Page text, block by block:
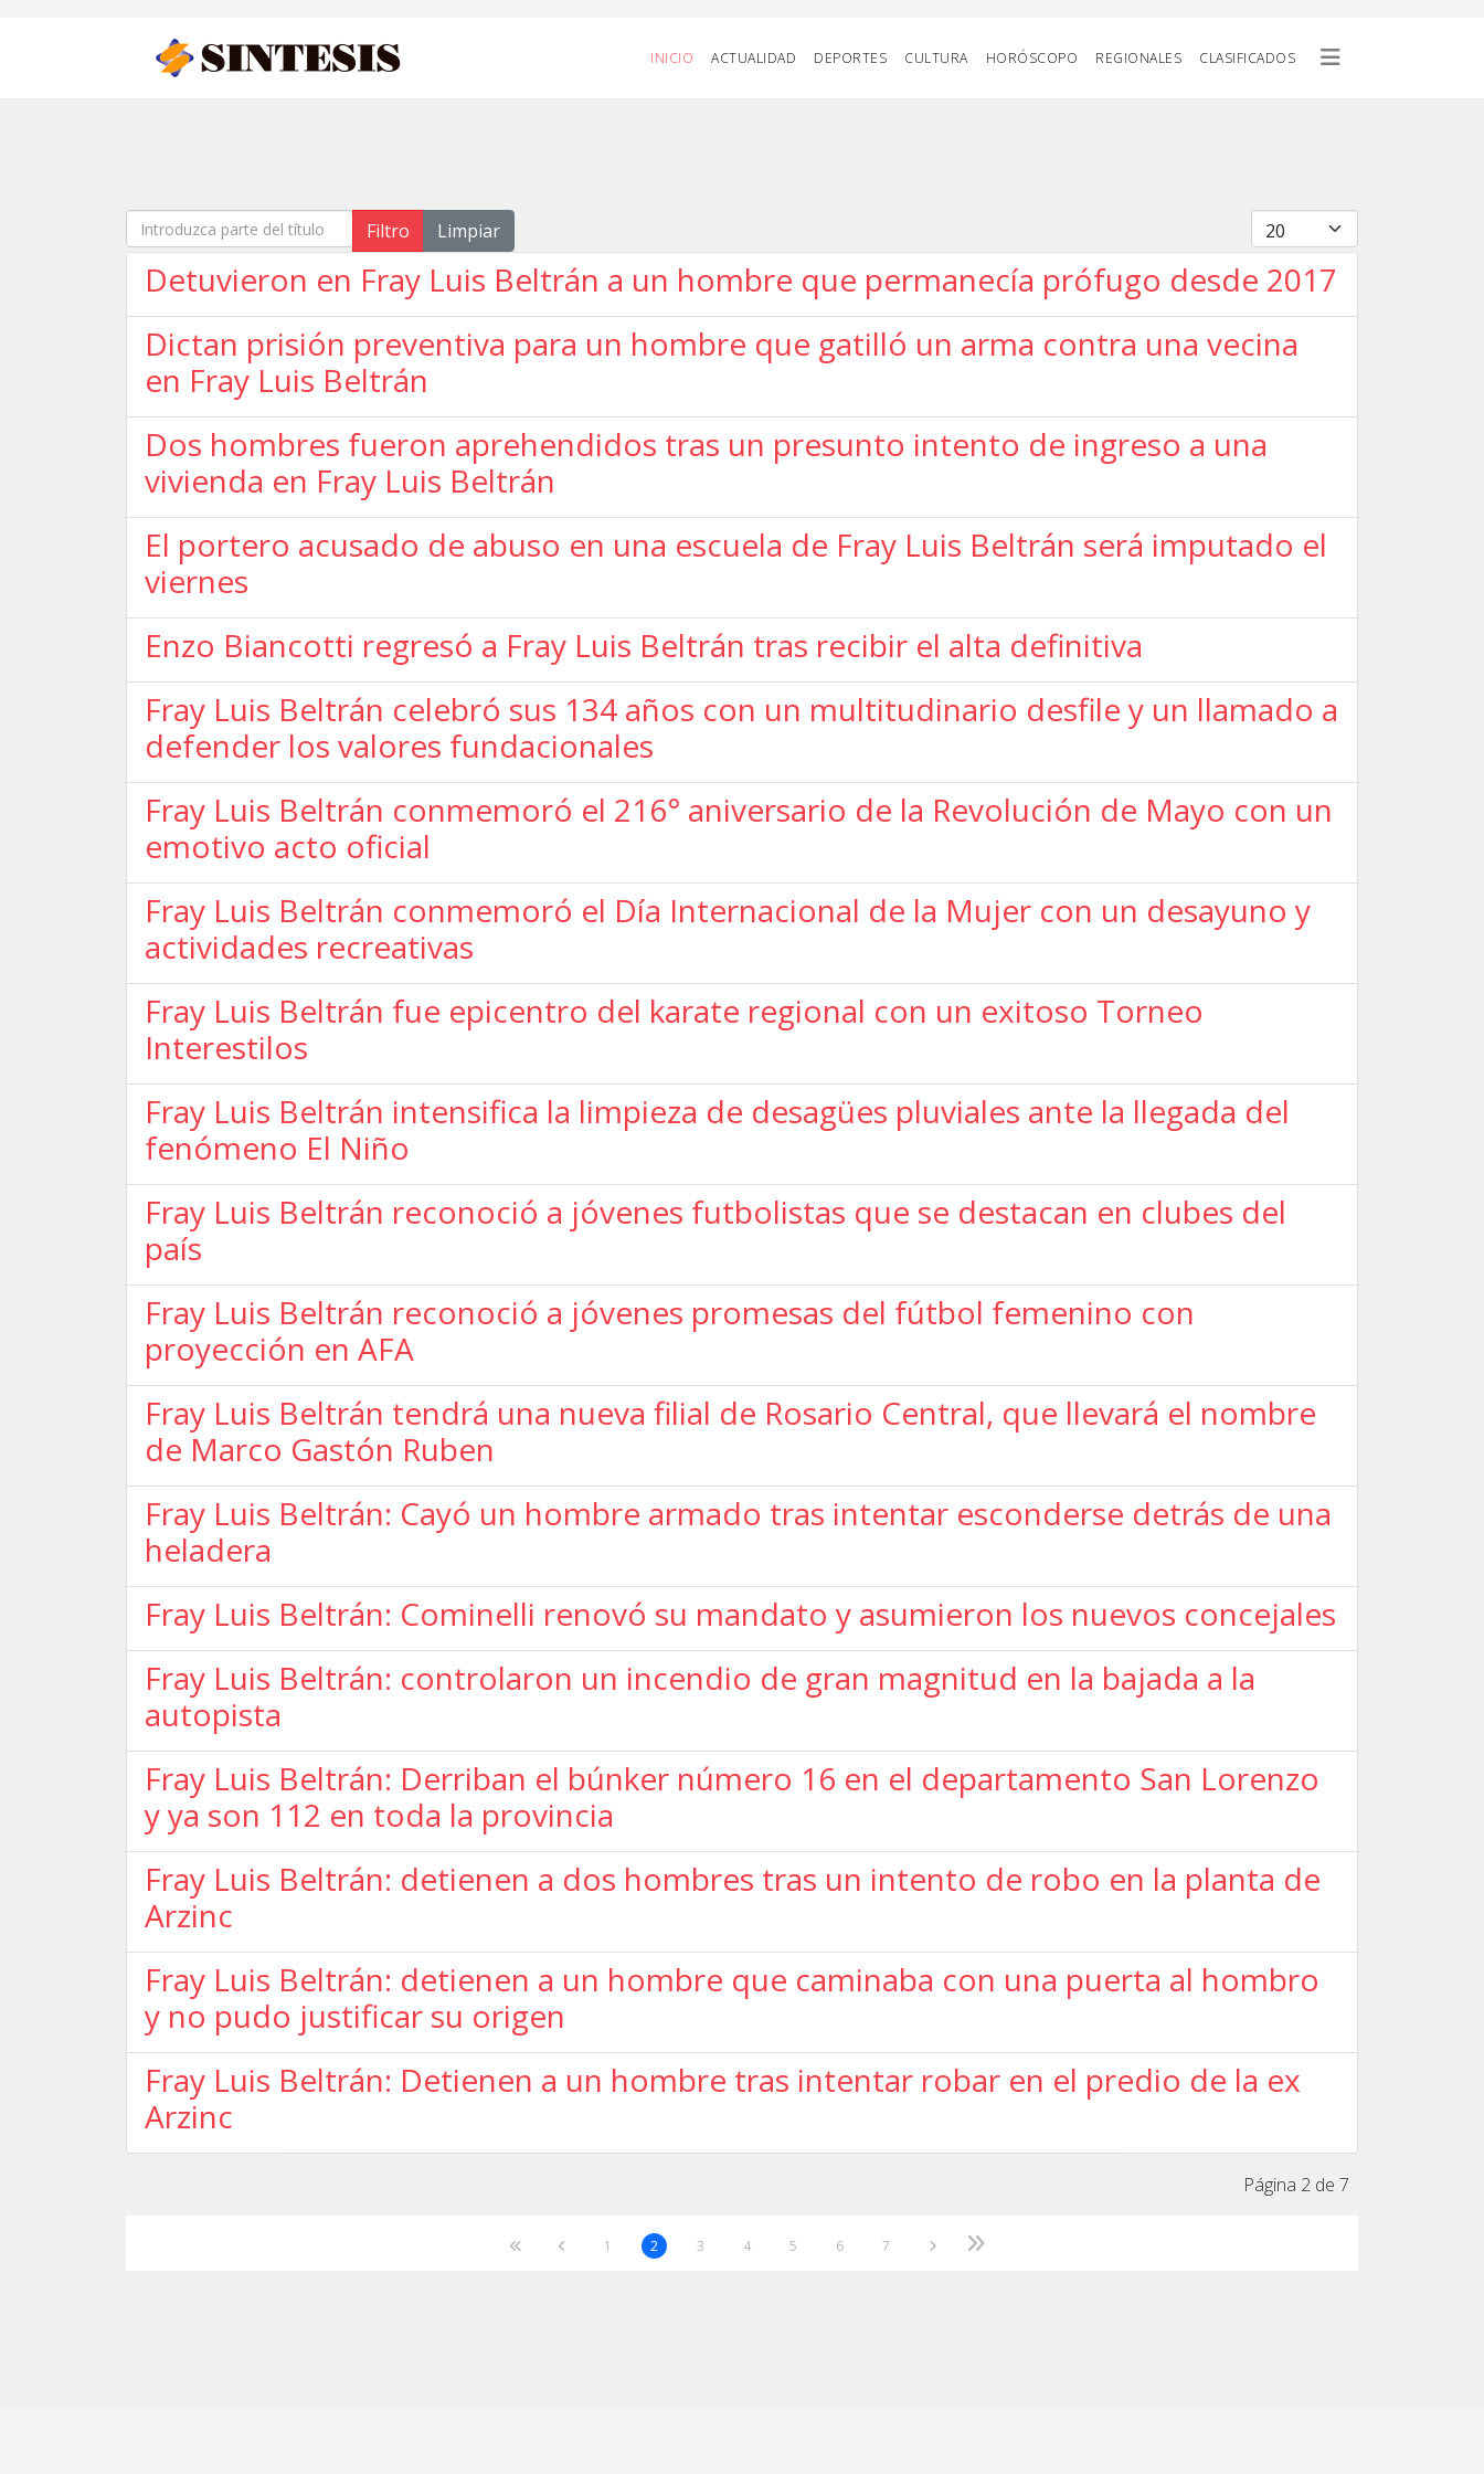
INICIO ACTUALIDAD DEPORTES CULTURA HORÓSCOPO REGIONALES CLASIFICADOS
Introduzca parte del título Filtro Limpiar Cantidad
Detuvieron en Fray Luis Beltrán a un hombre que permanecía prófugo desde 2017
Dictan prisión preventiva para un hombre que gatilló un arma contra una vecina
en Fray Luis Beltrán
Dos hombres fueron aprehendidos tras un presunto intento de ingreso a una
vivienda en Fray Luis Beltrán
El portero acusado de abuso en una escuela de Fray Luis Beltrán será imputado el
viernes
Enzo Biancotti regresó a Fray Luis Beltrán tras recibir el alta definitiva
Fray Luis Beltrán celebró sus 134 años con un multitudinario desfile y un llamado a
defender los valores fundacionales
Fray Luis Beltrán conmemoró el 216° aniversario de la Revolución de Mayo con un
emotivo acto oficial
Fray Luis Beltrán conmemoró el Día Internacional de la Mujer con un desayuno y
actividades recreativas
Fray Luis Beltrán fue epicentro del karate regional con un exitoso Torneo
Interestilos
Fray Luis Beltrán intensifica la limpieza de desagües pluviales ante la llegada del
fenómeno El Niño
Fray Luis Beltrán reconoció a jóvenes futbolistas que se destacan en clubes del
país
Fray Luis Beltrán reconoció a jóvenes promesas del fútbol femenino con
proyección en AFA
Fray Luis Beltrán tendrá una nueva filial de Rosario Central, que llevará el nombre
de Marco Gastón Ruben
Fray Luis Beltrán: Cayó un hombre armado tras intentar esconderse detrás de una
heladera
Fray Luis Beltrán: Cominelli renovó su mandato y asumieron los nuevos concejales
Fray Luis Beltrán: controlaron un incendio de gran magnitud en la bajada a la
autopista
Fray Luis Beltrán: Derriban el búnker número 16 en el departamento San Lorenzo
y ya son 112 en toda la provincia
Fray Luis Beltrán: detienen a dos hombres tras un intento de robo en la planta de
Arzinc
Fray Luis Beltrán: detienen a un hombre que caminaba con una puerta al hombro
y no pudo justificar su origen
Fray Luis Beltrán: Detienen a un hombre tras intentar robar en el predio de la ex
Arzinc
Página 2 de 7
1 2 3 4 5 6 7